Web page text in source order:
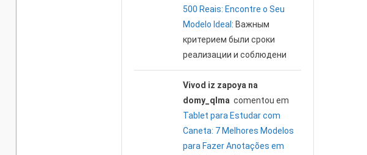
500 Reais: Encontre o Seu
Modelo Ideal : Важным
критерием были сроки
реализации и соблюдени
Vivod iz zapoya na
domy_qlma comentou em
Tablet para Estudar com
Caneta: 7 Melhores Modelos
para Fazer Anotações em